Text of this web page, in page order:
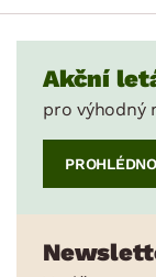
Akční
pro výhodný